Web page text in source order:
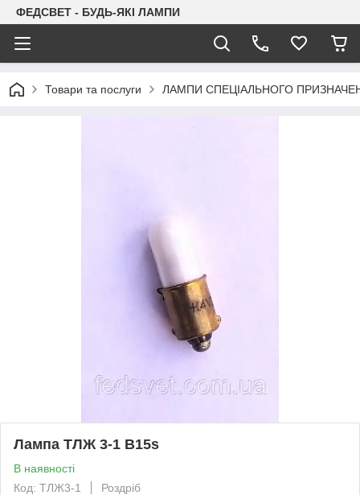
ФЕДСВЕТ - БУДЬ-ЯКІ ЛАМПИ
Товари та послуги ЛАМПИ СПЕЦІАЛЬНОГО
Лампа ТЛЖ 3-1 B15s
В наявності
Код: ТЛЖ3-1
Роздріб